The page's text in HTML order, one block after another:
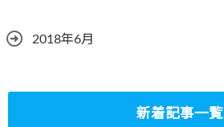
2018年6月
新着記事一覧